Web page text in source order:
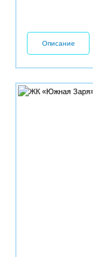
Описание